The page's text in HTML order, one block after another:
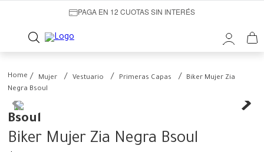
PAGA EN 12 CUOTAS SIN INTERÉS
Mujer Vestuario Primeras Capas
Biker Mujer Zia
Negra Bsoul
Bsoul
Biker Mujer Zia Negra Bsoul